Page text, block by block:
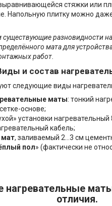
стяжки или
Напольную плитку можно
разновидности
мата для
работ.
и состав
следующие виды
маты: тонкий
основе;
установки нагревательный
кабель;
мат, заливаемый 2...3 см
пол» (фактически не
нагревательные
отличия.